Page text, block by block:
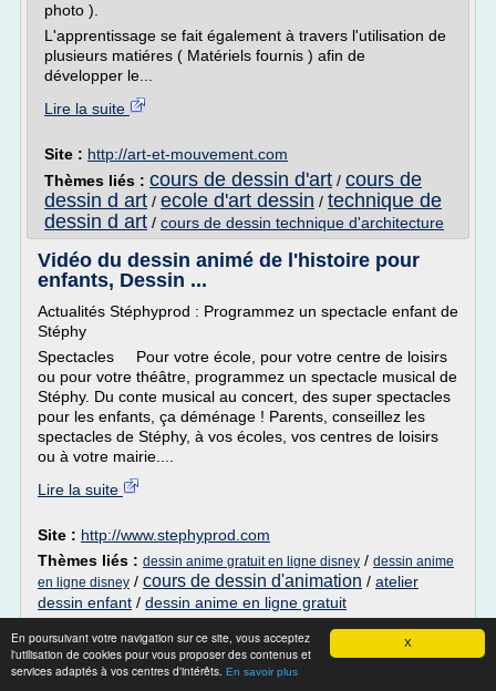
X
En poursuivant votre navigation sur ce site, vous acceptez
l'utilisation de cookies pour vous proposer des contenus et
services adaptés à vos centres d'intérêts. En savoir plus
photo ).
L'apprentissage se fait également à travers l'utilisation de
plusieurs matiéres ( Matériels fournis ) afin de
développer le...
Lire la suite
Site : http://art-et-mouvement.com
Thèmes liés : cours de dessin d'art / cours de
dessin d art / ecole d'art dessin / technique de
dessin d art / cours de dessin technique d'architecture
Vidéo du dessin animé de l'histoire pour
enfants, Dessin ...
Actualités Stéphyprod : Programmez un spectacle enfant de
Stéphy
Spectacles Pour votre école, pour votre centre de loisirs
ou pour votre théâtre, programmez un spectacle musical de
Stéphy. Du conte musical au concert, des super spectacles
pour les enfants, ça déménage ! Parents, conseillez les
spectacles de Stéphy, à vos écoles, vos centres de loisirs
ou à votre mairie....
Lire la suite
Site : http://www.stephyprod.com
Thèmes liés : dessin anime gratuit en ligne disney / dessin anime
en ligne disney / cours de dessin d'animation / atelier
dessin enfant / dessin anime en ligne gratuit
carnets d 'emilie d 'hauteville - COURS DE
DESSIN ET ...